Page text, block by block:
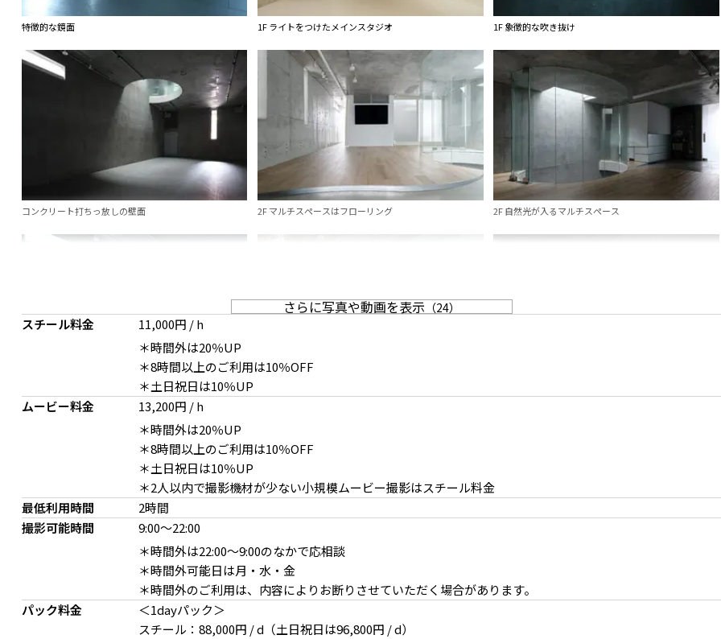
特徴的な鏡面 1F ライトをつけたメインスタジオ 1F 象徴的な吹き抜け
コンクリート打ちっ放しの壁面 2F マルチスペースはフローリング 2F 自然光が入るマルチスペース
重厚感のあるコンクリート壁面 椅子テーブルを設置したマルチスペース 2F トップライトからの自然光
さらに写真や動画を表示 （24）
スチール料金
11,000円 / h
＊時間外は20％UP
＊8時間以上のご利用は10％OFF
＊土日祝日は10％UP
ムービー料金
13,200円 / h
＊時間外は20％UP
＊8時間以上のご利用は10％OFF
＊土日祝日は10％UP
＊2人以内で撮影機材が少ない小規模ムービー撮影はスチール料金
最低利用時間
2時間
撮影可能時間
9:00～22:00
＊時間外は22:00〜9:00のなかで応相談
＊時間外可能日は月・水・金
＊時間外のご利用は、内容によりお断りさせていただく場合があります。
パック料金
＜1dayパック＞
スチール：88,000円 / d（土日祝日は96,800円 / d）